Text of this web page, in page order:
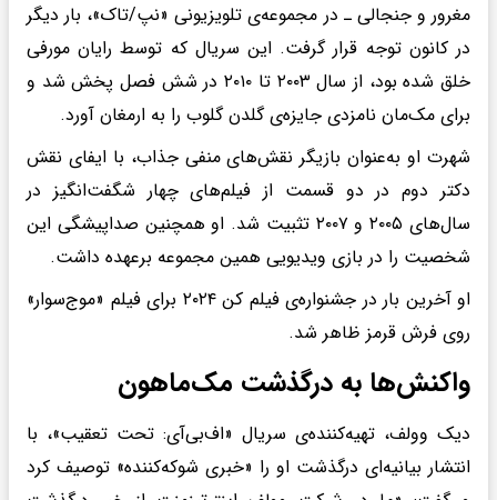
مغرور و جنجالی ـ در مجموعه‌ی تلویزیونی «نپ/تاک»، بار دیگر
در کانون توجه قرار گرفت. این سریال که توسط رایان مورفی
خلق شده بود، از سال ۲۰۰۳ تا ۲۰۱۰ در شش فصل پخش شد و
برای مک‌مان نامزدی جایزه‌ی گلدن گلوب را به ارمغان آورد.
شهرت او به‌عنوان بازیگر نقش‌های منفی جذاب، با ایفای نقش
دکتر دوم در دو قسمت از فیلم‌های چهار شگفت‌انگیز در
سال‌های ۲۰۰۵ و ۲۰۰۷ تثبیت شد. او همچنین صداپیشگی این
شخصیت را در بازی ویدیویی همین مجموعه برعهده داشت.
او آخرین بار در جشنواره‌ی فیلم کن ۲۰۲۴ برای فیلم «موج‌سوار»
روی فرش قرمز ظاهر شد.
واکنش‌ها به درگذشت مک‌ماهون
دیک وولف، تهیه‌کننده‌ی سریال «اف‌بی‌آی: تحت تعقیب‌»، با
انتشار بیانیه‌ای درگذشت او را «خبری شوکه‌کننده» توصیف کرد